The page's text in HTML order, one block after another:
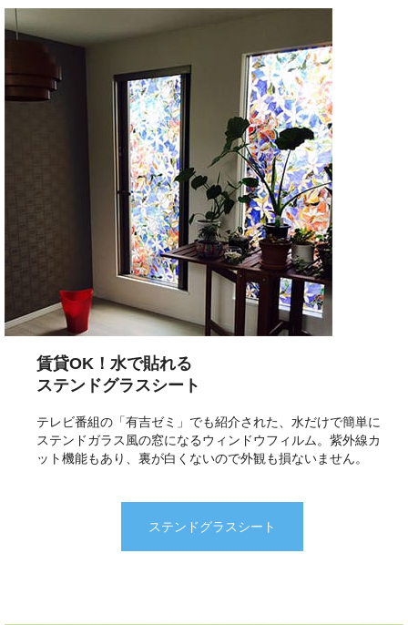
賃貸OK！水で貼れる
ステンドグラスシート
テレビ番組の「有吉ゼミ」でも紹介された、水だけで簡単に
ステンドガラス風の窓になるウィンドウフィルム。紫外線カ
ット機能もあり、裏が白くないので外観も損ないません。
ステンドグラスシート